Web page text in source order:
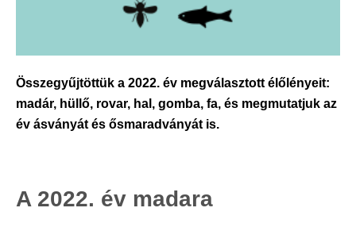
Összegyűjtöttük a 2022. év megválasztott élőlényeit:
madár, hüllő, rovar, hal, gomba, fa, és megmutatjuk az
év ásványát és ősmaradványát is.
A 2022. év madara